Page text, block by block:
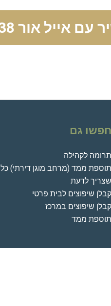
עם אייל אור
חפשו גם
תרומה לקהילה
תוספת ממד (מרחב מוגן דירתי)
שצריך לדעת
קבלן שיפוצים לבית פרטי
קבלן שיפוצים במרכז
תוספת ממד